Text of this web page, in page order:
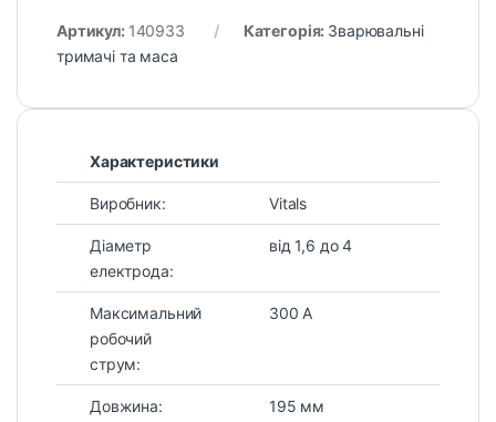
Артикул: 140933 Категорія: Зварювальні
тримачі та маса
Характеристики
Виробник: Vitals
Діаметр
електрода:
від 1,6 до 4
Максимальний
робочий
струм:
300 А
Довжина: 195 мм